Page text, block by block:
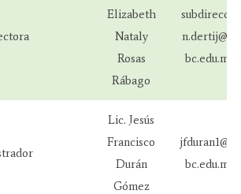
Elizabeth
Nataly
Rosas
Rábago
subdireccio
n.dertij@ua
bc.edu.mx
Lic. Jesús
Francisco
Durán
Gómez
jfduran1@ua
bc.edu.mx